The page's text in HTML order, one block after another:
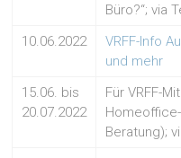
Büro?“; via
10.06.2022
VRFF-Info
und mehr
15.06. bis
20.07.2022
Für VRFF-
Beratung);